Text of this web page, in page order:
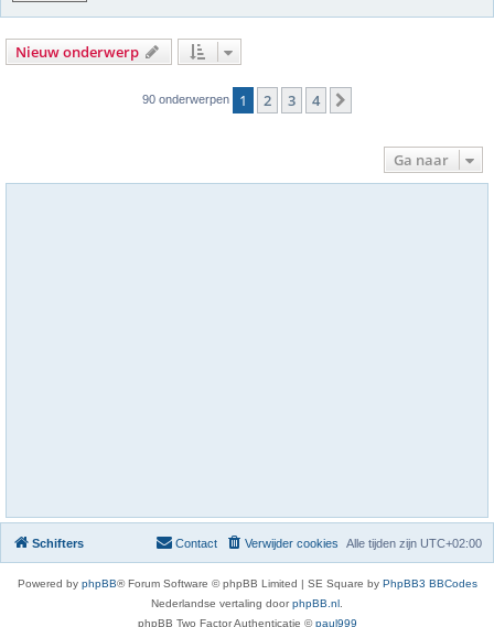
Nieuw onderwerp
90 onderwerpen 1 2 3 4
Ga naar
Schifters Alle tijden zijn UTC+02:00
Verwijder cookies
Contact
Powered by phpBB® Forum Software © phpBB Limited | SE Square by PhpBB3 BBCodes
Nederlandse vertaling doorphpBB.nl.
phpBB Two Factor Authenticatie ©paul999